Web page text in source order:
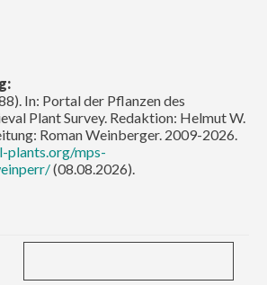
In: Portal der Pflanzen des
Plant Survey. Redaktion: Helmut W.
Roman Weinberger. 2009-2026.
plants.org/mps-
(08.08.2026).